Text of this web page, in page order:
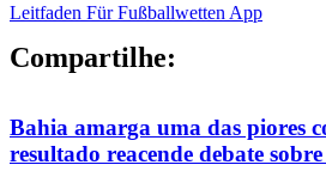
Leitfaden Für Fußballwetten App
Compartilhe:
Bahia amarga uma das piores
resultado reacende debate